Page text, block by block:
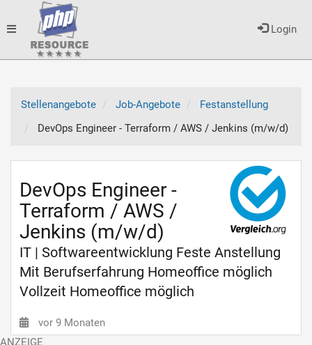
Login
Toggle
Stellenangebote
Job-Angebote
Festanstellung
DevOps Engineer - Terraform / AWS / Jenkins (m/w/d)
DevOps Engineer -
Terraform / AWS /
Jenkins (m/w/d)
IT | Softwareentwicklung Feste Anstellung
Mit Berufserfahrung Homeoffice möglich
Vollzeit Homeoffice möglich
vor 9 Monaten